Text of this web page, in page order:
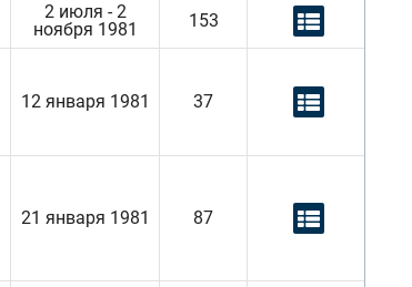
2 июля - 2
ноября 1981
153
12 января 1981 37
21 января 1981 87